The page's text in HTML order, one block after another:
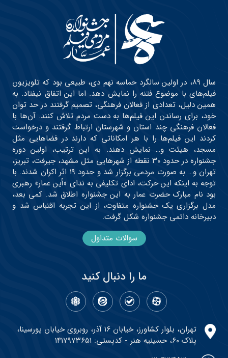
سال ۸۹، در اولین سالگرد حماسه نهم دی، طبیعی بود که تلویزیون
فیلم‌های با موضوع فتنه را نمایش دهد. اما این اتفاق نیفتاد. به
همین دلیل، تعدادی از فعالان فرهنگی، تصمیم گرفتند در حد توان
خود، برای رساندن این فیلم‌ها به دست مردم تلاش کنند. آن‌ها با
فعالان فرهنگی چند استان و شهرستان ارتباط گرفتند و درخواست
کردند این فیلم‌ها را با هر امکاناتی که دارند در فضاهایی مثل
مسجد، هیئت و… نمایش دهند. به این ترتیب، اولین دوره
جشنواره در حدود ۳۰ نقطه از شهرهایی مثل مشهد، جیرفت، تبریز،
تهران و… به صورت مردمی برگزار شد و حدود ۱۹ اثر اکران شدند. با
توجه به اینکه این حرکت، ادای تکلیفی به ندای «أین عمار» رهبری
بود نام مبارک حضرت عمار به این جشنواره اطلاق شد. کمی بعد،
مدل برگزاری یک جشنواره متفاوت، از این تجربه اقتباس شد و
دبیرخانه دائمی جشنواره شکل گرفت.
سوالات متداول
ما را دنبال کنید
تهران، بلوار کشاورز، خیابان ۱۶ آذر، روبروی خیابان پورسینا،
پلاک ۶۰، حسینیه هنر - کدپستی: ۱۴۱۷۹۷۳۶۵۱